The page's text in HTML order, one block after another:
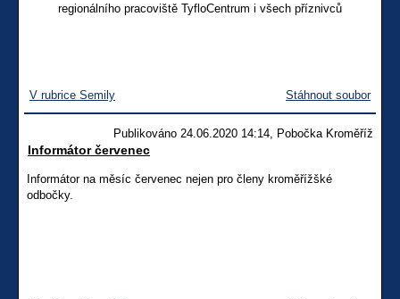
regionálního pracoviště TyfloCentrum i všech příznivců
V rubrice Semily Stáhnout soubor
Publikováno 24.06.2020 14:14, Pobočka Kroměříž
Informátor červenec
Informátor na měsíc červenec nejen pro členy kroměřížšké
odbočky.